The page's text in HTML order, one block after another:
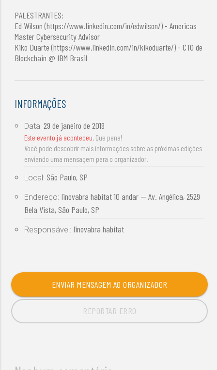
PALESTRANTES:
Ed Wilson (https://www.linkedin.com/in/edwilson/) - Americas
Master Cybersecurity Advisor
Kiko Duarte (https://www.linkedin.com/in/kikoduarte/) - CTO de
Blockchain @ IBM Brasil
INFORMAÇÕES
Data:29 de janeiro de 2019
Este evento já aconteceu. Que pena!
Você pode descobrir mais informações sobre as próximas edições
enviando uma mensagem para o organizador.
Local: São Paulo, SP
Endereço: Iinovabra habitat 10 andar -- Av. Angélica, 2529
Bela Vista, São Paulo, SP
Responsável: Iinovabra habitat
ENVIAR MENSAGEM AO ORGANIZADOR
REPORTAR ERRO